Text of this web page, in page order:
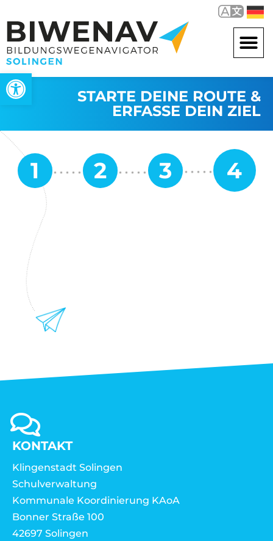
Werkzeugleiste öffnen
STARTE DEINE ROUTE &
ERFASSE DEIN ZIEL
KONTAKT
Klingenstadt Solingen
Schulverwaltung
Kommunale Koordinierung KAoA
Bonner Straße 100
42697 Solingen